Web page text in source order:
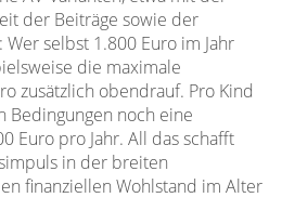
der Beiträge sowie der
selbst 1.800 Euro im Jahr
die maximale
zusätzlich obendrauf. Pro Kind
Bedingungen noch eine
Euro pro Jahr. All das schafft
in der breiten
finanziellen Wohlstand im Alter